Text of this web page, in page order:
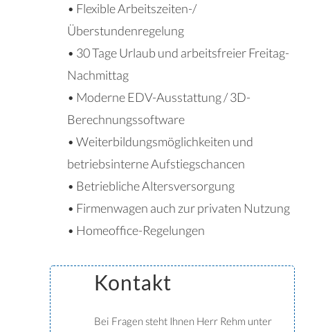
• Flexible Arbeitszeiten-/
Überstundenregelung
• 30 Tage Urlaub und arbeitsfreier Freitag-
Nachmittag
• Moderne EDV-Ausstattung / 3D-
Berechnungssoftware
• Weiterbildungsmöglichkeiten und
betriebsinterne Aufstiegschancen
• Betriebliche Altersversorgung
• Firmenwagen auch zur privaten Nutzung
• Homeoffice-Regelungen
Kontakt
Bei Fragen steht Ihnen Herr Rehm unter